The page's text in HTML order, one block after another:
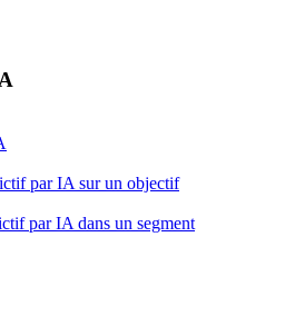
par IA sur un objectif
par IA dans un segment